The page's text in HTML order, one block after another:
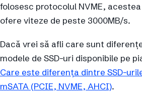
folosesc protocolul NVME,
ofere viteze de peste 3000MB/s.
Dacă vrei să afli care sunt
modele de SSD-uri disponibile pe
Care este diferența dintre SSD-
mSATA (PCIE, NVME, AHCI).